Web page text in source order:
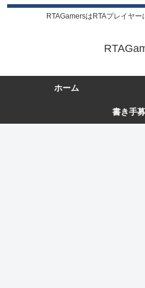
RTAGamersはRTAプレイヤー
ホーム
書き手